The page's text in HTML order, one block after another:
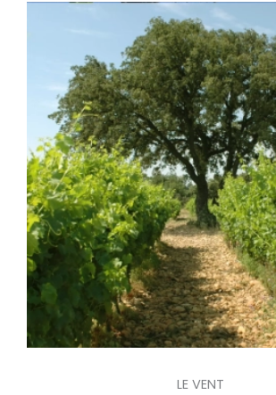
LE VENT